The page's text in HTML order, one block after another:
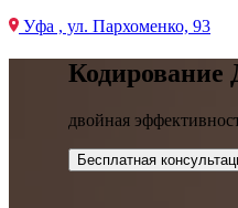
Уфа , ул. Пархоменко, 93
Кодирование
двойная
Бесплатная